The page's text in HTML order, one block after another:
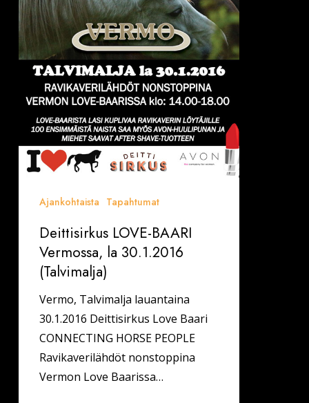
Ajankohtaista Tapahtumat
Deittisirkus LOVE-BAARI
Vermossa, la 30.1.2016
(Talvimalja)
Vermo, Talvimalja lauantaina
30.1.2016 Deittisirkus Love Baari
CONNECTING HORSE PEOPLE
Ravikaverilähdöt nonstoppina
Vermon Love Baarissa…